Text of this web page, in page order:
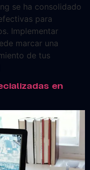
se ha consolidado
para
Implementar
marcar una
de tus
en